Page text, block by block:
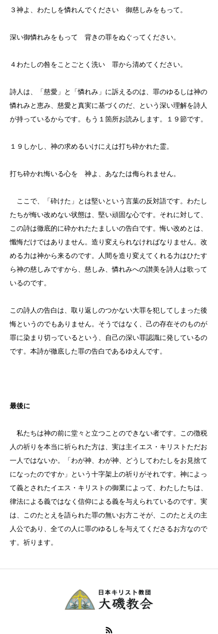
３神よ、わたしを憐れんでください 御慈しみをもって。
深い御憐れみをもって 背きの罪をぬぐってください。
４わたしの咎をことごとく洗い 罪から清めてください。
詩人は、「慈愛」と「憐れみ」に訴えるのは、罪のゆるしは神の
憐れみと恵み、慈愛と真実に基づくのだ、という深い理解を詩人
が持っているからです。もう１箇所お読みします。１９節です。
１９しかし、神の求めるいけにえは打ち砕かれた霊。
打ち砕かれ悔いる心を 神よ、あなたは侮られません。
ここで、「砕けた」とは堅いという言葉の反対語です。わたし
たちが悔い改めない状態は、堅い頑固な心です。それに対して、
この詩は徹底的に砕かれたたましいの告白です。悔い改めとは、
懺悔だけではありません。造り変えられなければなりません。改
める力は神から来るのです。人間を造り変えてくれる力はひたす
ら神の慈しみですから、慈しみ、憐れみへの讃美を詩人は歌って
いるのです。
この詩人の告白は、取り返しのつかない大罪を犯してしまった後
悔というのでもありません。そうではなく、己の存在そのものが
罪に染まり切っているという、自己の深い罪認識に発しているの
です。本詩が徹底した罪の告白であるゆえんです。
最後に
私たちは神の前に堂々と立つことのできない者です。この徴税
人の祈りを本当に祈られた方は、実は主イエス・キリストただお
一人ではないか。「わが神、わが神、どうしてわたしをお見捨て
になったのですか」という十字架上の祈りがそれです。神によっ
て義とされたイエス・キリストの御業によって、わたしたちは、
律法による義ではなく信仰による義を与えられているのです。実
は、このたとえを語られた罪の無いお方こそが、このたとえの主
人公であり、全ての人に罪のゆるしを与えてくださるお方なので
す。祈ります。